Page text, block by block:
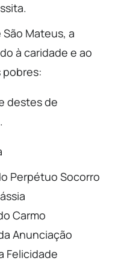
Mateus, a
à caridade e ao
pobres:
destes de
Perpétuo Socorro
Carmo
Anunciação
Felicidade